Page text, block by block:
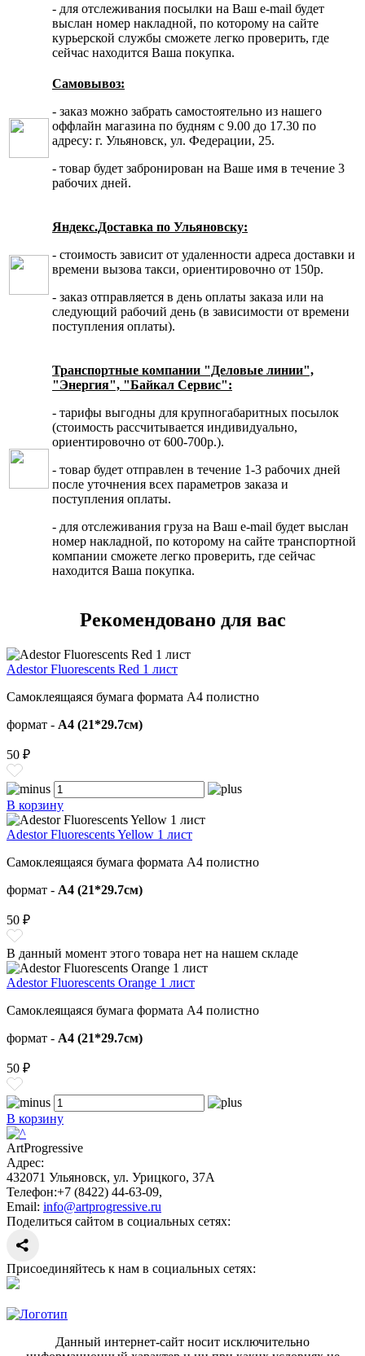
- для отслеживания посылки на Ваш e-mail будет
выслан номер накладной, по которому на сайте
курьерской службы сможете легко проверить, где
сейчас находится Ваша покупка.
Самовывоз:
- заказ можно забрать самостоятельно из нашего
оффлайн магазина по будням с 9.00 до 17.30 по
адресу: г. Ульяновск, ул. Федерации, 25.
- товар будет забронирован на Ваше имя в течение 3
рабочих дней.
Яндекс.Доставка по Ульяновску:
- стоимость зависит от удаленности адреса доставки и
времени вызова такси, ориентировочно от 150р.
- заказ отправляется в день оплаты заказа или на
следующий рабочий день (в зависимости от времени
поступления оплаты).
Транспортные компании "Деловые линии",
"Энергия", "Байкал Сервис":
- тарифы выгодны для крупногабаритных посылок
(стоимость рассчитывается индивидуально,
ориентировочно от 600-700р.).
- товар будет отправлен в течение 1-3 рабочих дней
после уточнения всех параметров заказа и
поступления оплаты.
- для отслеживания груза на Ваш e-mail будет выслан
номер накладной, по которому на сайте транспортной
компании сможете легко проверить, где сейчас
находится Ваша покупка.
Рекомендовано для вас
Adestor Fluorescents Red 1 лист
Самоклеящаяся бумага формата А4 полистно
формат - А4 (21*29.7см)
50 ₽
В корзину
Adestor Fluorescents Yellow 1 лист
Самоклеящаяся бумага формата А4 полистно
формат - А4 (21*29.7см)
50 ₽
В данный момент этого товара нет на нашем складе
Adestor Fluorescents Orange 1 лист
Самоклеящаяся бумага формата А4 полистно
формат - А4 (21*29.7см)
50 ₽
В корзину
ArtProgressive
Адрес:
432071 Ульяновск, ул. Урицкого, 37А
Телефон:+7 (8422) 44-63-09,
Email: info@artprogressive.ru
Поделиться сайтом в социальных сетях:
Присоединяйтесь к нам в социальных сетях:
Данный интернет-сайт носит исключительно